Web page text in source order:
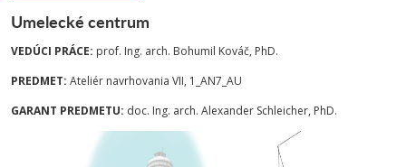
Umelecké centrum
VEDÚCI PRÁCE: prof. Ing. arch. Bohumil Kováč, PhD.
PREDMET: Ateliér navrhovania VII, 1_AN7_AU
GARANT PREDMETU: doc. Ing. arch. Alexander Schleicher, PhD.